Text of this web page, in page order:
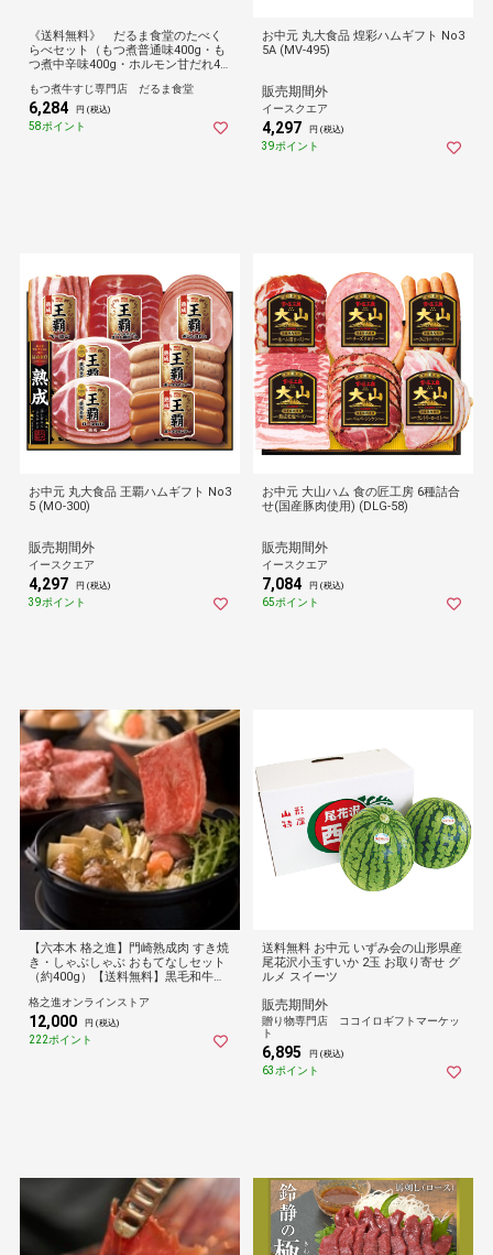
《送料無料》 だるま食堂のたべく
らべセット（もつ煮普通味400g・も
つ煮中辛味400g・ホルモン甘だれ40
もつ煮牛すじ専門店 だるま食堂
6,284 円 (税込)
58ポイント
お中元 丸大食品 煌彩ハムギフト No3
5A (MV-495)
販売期間外
イースクエア
4,297 円 (税込)
39ポイント
お中元 丸大食品 王覇ハムギフト No3
5 (MO-300)
販売期間外
イースクエア
4,297 円 (税込)
39ポイント
お中元 大山ハム 食の匠工房 6種詰合
せ(国産豚肉使用) (DLG-58)
販売期間外
イースクエア
7,084 円 (税込)
65ポイント
【六本木 格之進】門崎熟成肉 すき焼
き・しゃぶしゃぶ おもてなしセット
（約400g）【送料無料】黒毛和牛
格之進オンラインストア
12,000 円 (税込)
222ポイント
送料無料 お中元 いずみ会の山形県産
尾花沢小玉すいか 2玉 お取り寄せ グ
ルメ スイーツ
販売期間外
贈り物専門店 ココイロギフトマーケッ
ト
6,895 円 (税込)
63ポイント